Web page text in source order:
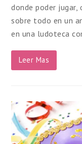
donde poder jugar,
sobre todo en un
en una ludoteca
Leer Mas